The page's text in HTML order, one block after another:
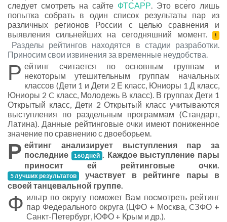
следует смотреть на сайте ФТСАРР. Это всего лишь
попытка собрать в один список результаты пар из
различных регионов России с целью сравнения и
выявления сильнейших на сегодняшний момент. !
Разделы рейтингов находятся в стадии разработки.
Приносим свои извинения за временные неудобства.
Р ейтинг считается по основным группам и
некоторым утешительным группам начальных
классов (Дети 1 и Дети 2 Е класс, Юниоры 1 Д класс,
Юниоры 2 C класс, Молодежь B класс). В группах Дети 1
Открытый класс, Дети 2 Открытый класс учитываются
выступления по раздельным программам (Стандарт,
Латина). Данные рейтинговые очки имеют пониженное
значение по сравнению с двоеборьем.
Р ейтинг анализирует выступления пар за
последние
160 дней . Каждое выступление пары
приносит ей рейтинговые очки.
5 лучших результатов участвует в рейтинге пары в
своей танцевальной группе.
Ф ильтр по округу поможет Вам посмотреть рейтинг
пар Федерального округа (ЦФО + Москва, CЗФО +
Санкт-Петербург, ЮФО + Крым и др.).